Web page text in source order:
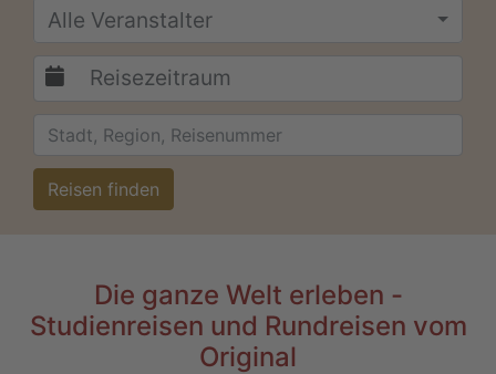
Alle Veranstalter
Reisen finden
Die ganze Welt erleben -
Studienreisen und Rundreisen vom
Original